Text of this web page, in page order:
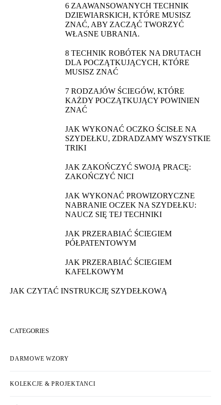
6 ZAAWANSOWANYCH TECHNIK
DZIEWIARSKICH, KTÓRE MUSISZ
ZNAĆ, ABY ZACZĄĆ TWORZYĆ
WŁASNE UBRANIA.
8 TECHNIK ROBÓTEK NA DRUTACH
DLA POCZĄTKUJĄCYCH, KTÓRE
MUSISZ ZNAĆ
7 RODZAJÓW ŚCIEGÓW, KTÓRE
KAŻDY POCZĄTKUJĄCY POWINIEN
ZNAĆ
JAK WYKONAĆ OCZKO ŚCISŁE NA
SZYDEŁKU, ZDRADZAMY WSZYSTKIE
TRIKI
JAK ZAKOŃCZYĆ SWOJĄ PRACĘ:
ZAKOŃCZYĆ NICI
JAK WYKONAĆ PROWIZORYCZNE
NABRANIE OCZEK NA SZYDEŁKU:
NAUCZ SIĘ TEJ TECHNIKI
JAK PRZERABIAĆ ŚCIEGIEM
PÓŁPATENTOWYM
JAK PRZERABIAĆ ŚCIEGIEM
KAFELKOWYM
JAK CZYTAĆ INSTRUKCJĘ SZYDEŁKOWĄ
CATEGORIES
DARMOWE WZORY
KOLEKCJE & PROJEKTANCI